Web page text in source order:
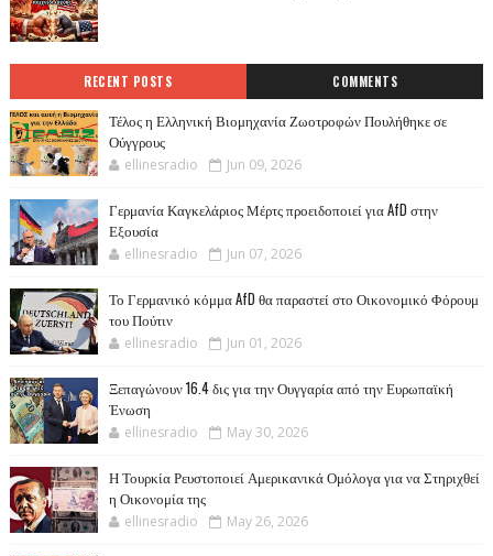
RECENT POSTS COMMENTS
Τέλος η Ελληνική Βιομηχανία Ζωοτροφών Πουλήθηκε σε
Ούγγρους
ellinesradio Jun 09, 2026
Γερμανία Καγκελάριος Μέρτς προειδοποιεί για AfD στην
Εξουσία
ellinesradio Jun 07, 2026
Το Γερμανικό κόμμα AfD θα παραστεί στο Οικονομικό Φόρουμ
του Πούτιν
ellinesradio Jun 01, 2026
Ξεπαγώνουν 16.4 δις για την Ουγγαρία από την Ευρωπαϊκή
Ένωση
ellinesradio May 30, 2026
Η Τουρκία Ρευστοποιεί Αμερικανικά Ομόλογα για να Στηριχθεί
η Οικονομία της
ellinesradio May 26, 2026